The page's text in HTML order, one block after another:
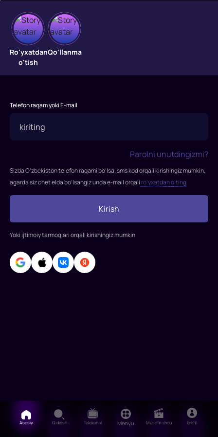
Tahdid
Tahdid
Ro'yxatdan
o'tish
Qo'llanma
Telefon raqam yoki E-mail
Parolni unutdingizmi?
Sizda O’zbekiston telefon raqami bo’lsa. sms kod orqali kirishingiz mumkin,
agarda siz chet elda bo’lsangiz unda e-mail orqali ro’yxatdan o’ting
Kirish
Yoki ijtimoiy tarmoqlari orqali kirishingiz mumkin
Asosiy Qidirish Telekanal Menyu Musofir shou Profil